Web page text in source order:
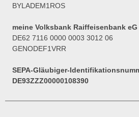
BYLADEM1ROS
meine Volksbank Raiffeisenbank eG
DE62 7116 0000 0003 3012 06
GENODEF1VRR
SEPA-Gläubiger-
DE93ZZZ00000108390